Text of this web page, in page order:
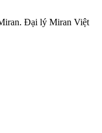
Đại lý Miran Việt